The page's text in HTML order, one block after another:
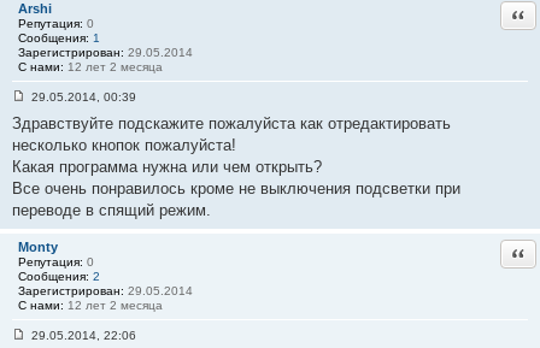
Arshi
Репутация: 0
Сообщения: 1
Зарегистрирован: 29.05.2014
С нами: 12 лет 2 месяца
о
б
щ
н
и
3
5
29.05.2014, 00:39
Здравствуйте подскажите пожалуйста как отредактировать
несколько кнопок пожалуйста!
Какая программа нужна или чем открыть?
Все очень понравилось кроме не выключения подсветки при
переводе в спящий режим.
Monty
Репутация: 0
Сообщения: 2
Зарегистрирован: 29.05.2014
С нами: 12 лет 2 месяца
29.05.2014, 22:06